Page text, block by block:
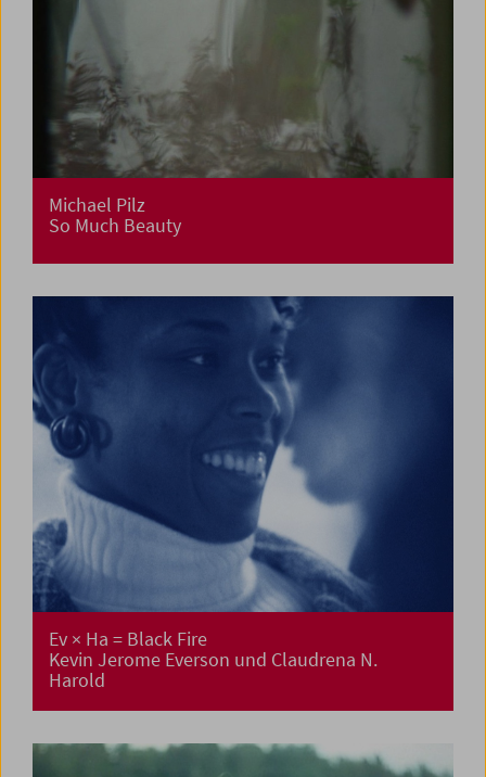
Michael Pilz
So Much Beauty
Ev × Ha = Black Fire
Kevin Jerome Everson und Claudrena N.
Harold